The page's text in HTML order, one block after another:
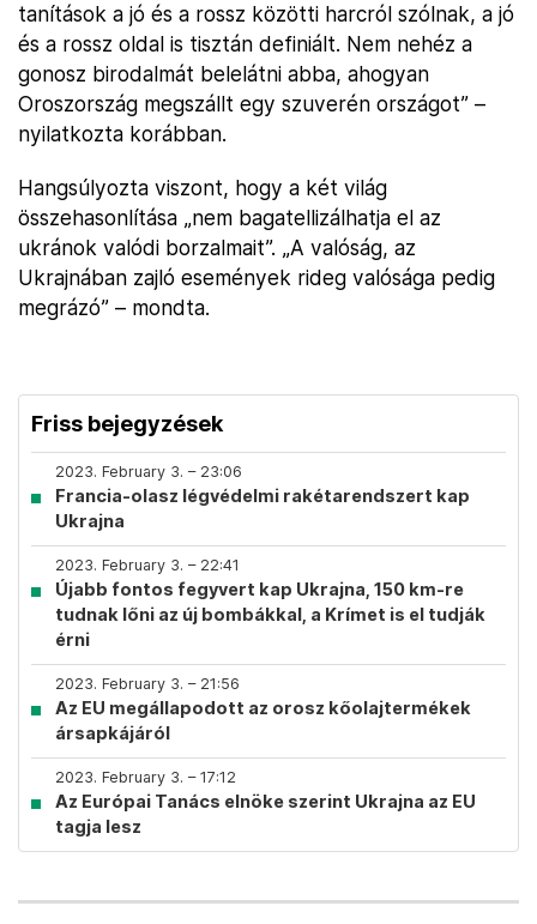
tanítások a jó és a rossz közötti harcról szólnak, a jó
és a rossz oldal is tisztán definiált. Nem nehéz a
gonosz birodalmát belelátni abba, ahogyan
Oroszország megszállt egy szuverén országot” –
nyilatkozta korábban.
Hangsúlyozta viszont, hogy a két világ
összehasonlítása „nem bagatellizálhatja el az
ukránok valódi borzalmait”. „A valóság, az
Ukrajnában zajló események rideg valósága pedig
megrázó” – mondta.
Friss bejegyzések
2023. February 3. – 23:06
Francia-olasz légvédelmi rakétarendszert kap
Ukrajna
2023. February 3. – 22:41
Újabb fontos fegyvert kap Ukrajna, 150 km-re
tudnak lőni az új bombákkal, a Krímet is el tudják
érni
2023. February 3. – 21:56
Az EU megállapodott az orosz kőolajtermékek
ársapkájáról
2023. February 3. – 17:12
Az Európai Tanács elnöke szerint Ukrajna az EU
tagja lesz